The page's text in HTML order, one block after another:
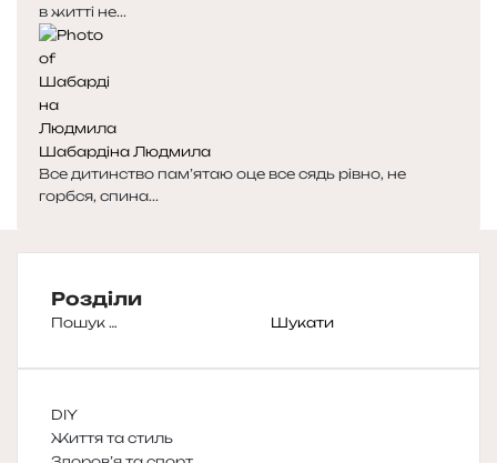
в житті не...
Шабардіна Людмила
Все дитинство пам’ятаю оце все сядь рівно, не
горбся, спина...
Розділи
Пошук:
DIY
Життя та стиль